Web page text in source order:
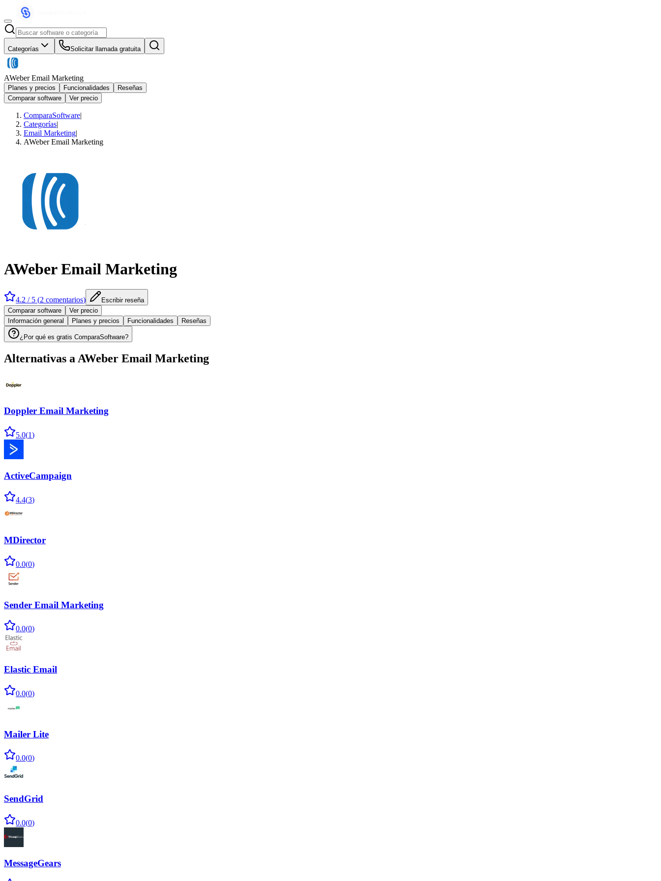
Categorías Solicitar llamada gratuita
AWeber Email Marketing
Planes y precios Funcionalidades
Reseñas
Comparar software
Ver precio
ComparaSoftware|
Categorías|
Email Marketing|
AWeber Email Marketing
AWeber Email Marketing
4.2 / 5 (2 comentarios)
Escribir reseña
Comparar software
Ver precio
Información general
Planes y precios Funcionalidades Reseñas
¿Por qué es gratis ComparaSoftware?
Alternativas a AWeber Email Marketing
Doppler Email Marketing
5.0(1)
ActiveCampaign
4.4(3)
MDirector
0.0(0)
Sender Email Marketing
0.0(0)
Elastic Email
0.0(0)
Mailer Lite
0.0(0)
SendGrid
0.0(0)
MessageGears